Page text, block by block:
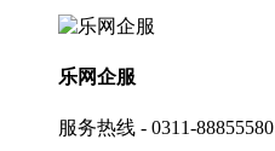
乐网企服
服务热线 - 0311-88855580